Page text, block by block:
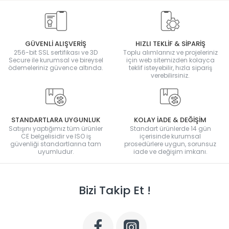
GÜVENLİ ALIŞVERİŞ
256-bit SSL sertifikası ve 3D
Secure ile kurumsal ve bireysel
ödemeleriniz güvence altında.
HIZLI TEKLİF & SİPARİŞ
Toplu alımlarınız ve projeleriniz
için web sitemizden kolayca
teklif isteyebilir, hızla sipariş
verebilirsiniz.
STANDARTLARA UYGUNLUK
Satışını yaptığımız tüm ürünler
CE belgelisidir ve ISO iş
güvenliği standartlarına tam
uyumludur.
KOLAY İADE & DEĞİŞİM
Standart ürünlerde 14 gün
içerisinde kurumsal
prosedürlere uygun, sorunsuz
iade ve değişim imkanı.
Bizi Takip Et !